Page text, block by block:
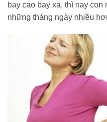
bay cao bay xa, thì nay
những tháng ngày nhiều